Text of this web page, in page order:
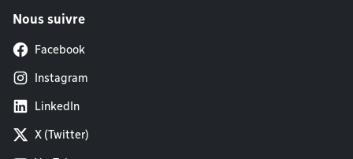
Nous suivre
Facebook
Instagram
LinkedIn
X (Twitter)